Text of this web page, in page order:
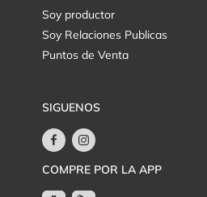
Soy productor
Soy Relaciones Publicas
Puntos de Venta
SIGUENOS
COMPRE POR LA APP